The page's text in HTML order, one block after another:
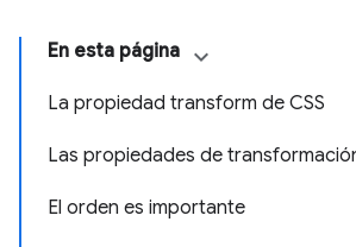
En esta página
La propiedad transform de CSS
Las propiedades de
El orden es importante